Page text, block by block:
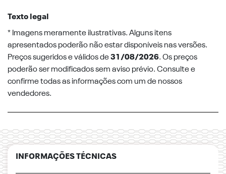
Texto legal
* Imagens meramente ilustrativas. Alguns itens
apresentados poderão não estar disponíveis nas versões.
Preços sugeridos e válidos de31/08/2026. Os preços
poderão ser modificados sem aviso prévio. Consulte e
confirme todas as informações com um de nossos
vendedores.
INFORMAÇÕES TÉCNICAS